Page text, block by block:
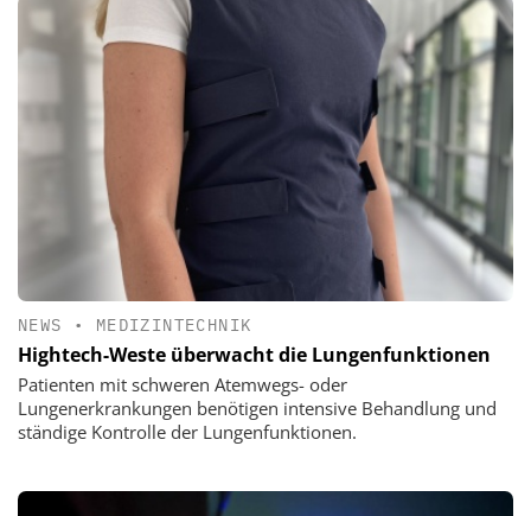
NEWS • MEDIZINTECHNIK
Hightech-Weste überwacht die Lungenfunktionen
Patienten mit schweren Atemwegs- oder
Lungenerkrankungen benötigen intensive Behandlung und
ständige Kontrolle der Lungenfunktionen.